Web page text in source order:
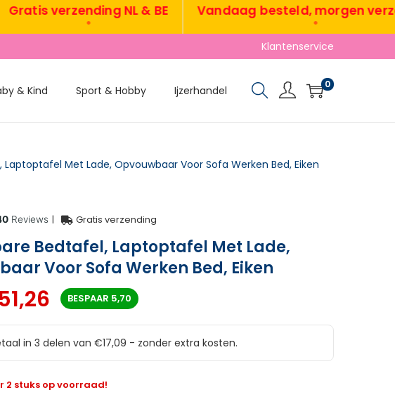
verzending NL & BE Vandaag besteld, morgen
Klantenservice
& Kind Sport & Hobby Ijzerhandel 0
Met Lade, Opvouwbaar Voor Sofa Werken Bed, Eiken
| Gratis verzending
Bedtafel, Laptoptafel Met Lade,
Voor Sofa Werken Bed, Eiken
BESPAAR 5,70
in 3 delen van €17,09 - zonder extra kosten.
2 stuks op voorraad!